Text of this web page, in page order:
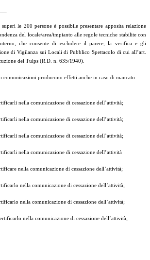
le 200 persone è possibile presentare apposita relazione
del locale/area/impianto alle regole tecniche stabilite con
che consente di escludere il parere, la verifica e gli
di Vigilanza sui Locali di Pubblico Spettacolo di cui all’art.
del Tulps (R.D. n. 635/1940).
comunicazioni producono effetti anche in caso di mancato
nella comunicazione di cessazione dell’attività;
nella comunicazione di cessazione dell’attività;
nella comunicazione di cessazione dell’attività;
nella comunicazione di cessazione dell’attività
nella comunicazione di cessazione dell’attività;
nella comunicazione di cessazione dell’attività;
nella comunicazione di cessazione dell’attività;
nella comunicazione di cessazione dell’attività;